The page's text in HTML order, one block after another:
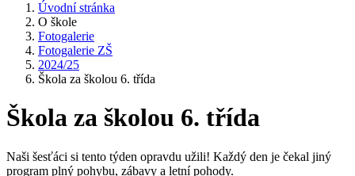
Úvodní stránka
O škole
Fotogalerie
Fotogalerie ZŠ
2024/25
Škola za školou 6. třída
Škola za školou 6. třída
Naši šesťáci si tento týden opravdu užili! Každý den je čekal jiný
program plný pohybu, zábavy a letní pohody.